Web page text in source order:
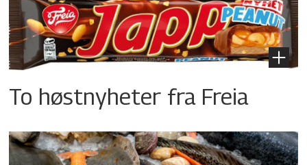
To høstnyheter fra Freia